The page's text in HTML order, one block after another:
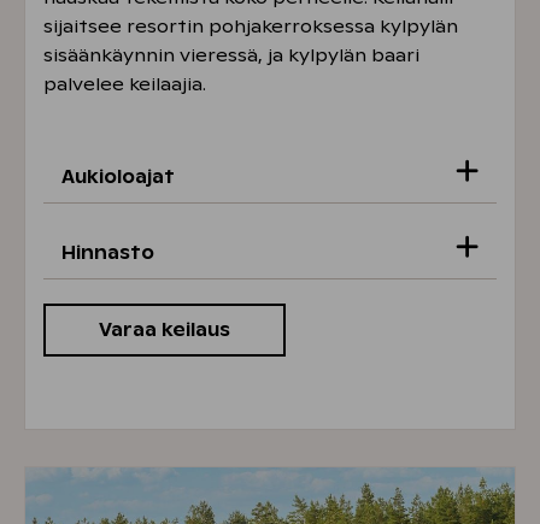
sijaitsee resortin pohjakerroksessa kylpylän
sisäänkäynnin vieressä, ja kylpylän baari
palvelee keilaajia.
Aukioloajat
Aukioloajat 2.8. saakka
Pe 12-21
La 10-21
Hinnasto
29 €/rata/tunti, joka päivä klo 16
päättyvät vuorot (Omistajat -15 %)
Varaa keilaus